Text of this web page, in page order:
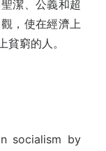
潔、公義和超
，使在經濟上
窮的人。
socialism by